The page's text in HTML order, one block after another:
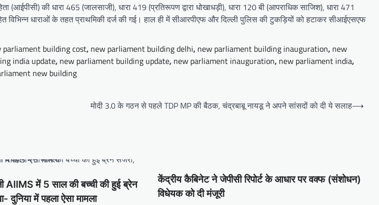
की धारा 465 (जालसाजी), धारा 419 (प्रतिरूपण द्वारा धोखाधड़ी), धारा 120 बी (आपराधिक साजिश), धारा 471
धाराओं के तहत प्राथमिकी दर्ज की गई। हाल ही में सीआरपीएफ और दिल्ली पुलिस की टुकड़ियों को हटाकर सीआईएसएफ
parliament building cost, new parliament building delhi, new parliament building inauguration, new
india update, new parliament building update, new parliament inauguration, new parliament india,
new building
मोदी 3.0 के गठन से पहले TDP MP की बैठक, चंद्रबाबू नायडू ने अपने सांसदों को दी ये सलाह⟶
AIIMS में 5 साल की बच्ची की हुई ब्रेन
दुनिया में पहला ऐसा मामला
केंद्रीय कैबिनेट ने जेपीसी रिपोर्ट के आधार पर वक्फ (संशोधन)
विधेयक को दी मंजूरी